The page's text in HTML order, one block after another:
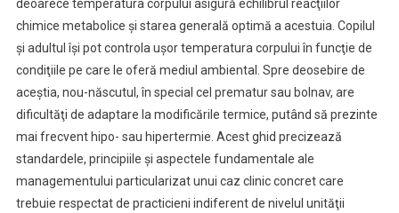
deoarece temperatura corpului asigură echilibrul reacţiilor
chimice metabolice şi starea generală optimă a acestuia. Copilul
şi adultul îşi pot controla uşor temperatura corpului în funcţie de
condiţiile pe care le oferă mediul ambiental. Spre deosebire de
aceştia, nou-născutul, în special cel prematur sau bolnav, are
dificultăţi de adaptare la modificările termice, putând să prezinte
mai frecvent hipo- sau hipertermie. Acest ghid precizează
standardele, principiile şi aspectele fundamentale ale
managementului particularizat unui caz clinic concret care
trebuie respectat de practicieni indiferent de nivelul unităţii